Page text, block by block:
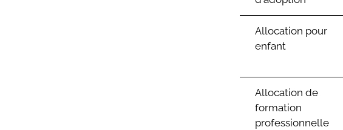
Allocation pour
enfant
Allocation de
formation
professionnelle